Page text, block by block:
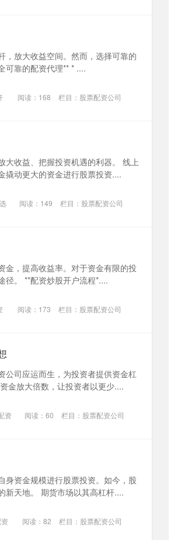
，放大收益空间。然而，选择可靠的
可靠的配资代理** * ....
阅读： 168 栏目： 股票配资公司
大收益、把握投资机遇的利器。 线上
撬动更大的资金进行股票投资....
阅读： 149 栏目： 股票配资公司
金，提高收益率。对于资金有限的投
径。 **配资炒股开户流程*....
阅读： 173 栏目： 股票配资公司
公司应运而生，为投资者提供资金杠
金放大倍数，让投资者以更少....
资 阅读： 60 栏目： 股票配资公司
身资金规模进行股票投资。如今，股
新天地。 期货市场以其高杠杆....
阅读：82 栏目： 股票配资公司